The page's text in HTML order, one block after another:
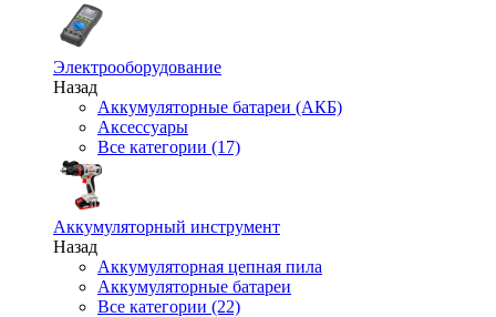
Электрооборудование
Назад
Аккумуляторные батареи (АКБ)
Аксессуары
Все категории (17)
Аккумуляторный инструмент
Назад
Аккумуляторная цепная пила
Аккумуляторные батареи
Все категории (22)